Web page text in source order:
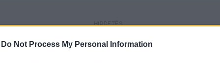
Do Not Process My Personal Information